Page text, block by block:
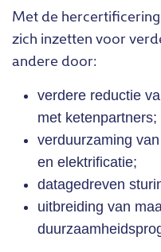
Met de
zich inzetten voor
andere door:
verdere reductie
met ketenpartners;
verduurzaming
en elektrificatie;
datagedreven
uitbreiding van